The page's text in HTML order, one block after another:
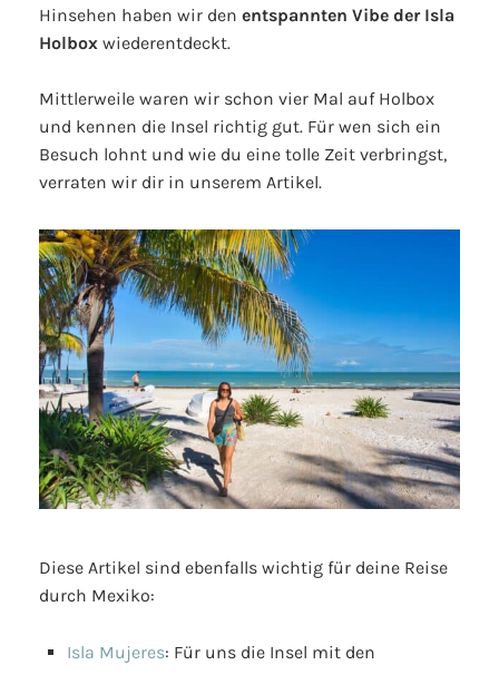
Hinsehen haben wir den entspannten Vibe der Isla
Holbox wiederentdeckt.
Mittlerweile waren wir schon vier Mal auf Holbox
und kennen die Insel richtig gut. Für wen sich ein
Besuch lohnt und wie du eine tolle Zeit verbringst,
verraten wir dir in unserem Artikel.
Diese Artikel sind ebenfalls wichtig für deine Reise
durch Mexiko:
Isla Mujeres: Für uns die Insel mit den